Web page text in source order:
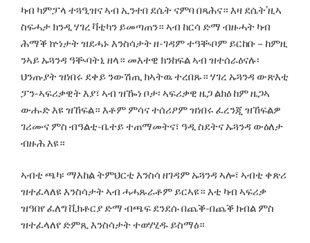
ካብ ካምፓላ ተጓዒዝና ኣብ ኢንተበ ደሴት ናምባ በጻሕና። እዛ ደሴት’ዚኣ
ስፍሓታ ክንዲ ሃገረ ቫቲካን ይመጣጠን። ኣብ ከርሳ ድማ ብዙሓት ካብ
ሕማቕ ኵነታት ዝደሓኑ እንስሳታት ዘ-ገዳም ተዓቚቦም ይርከቡ – ከምዚ
ንኣይ ኡጓንዳ ዓቚባትኒ ዘላ። መእተዊ ክንከፍል ኣብ ዝተሰራዕናሉ፡
ህንጡያት ዝነበሩ ደቀይ ንውሽጢ ክኣትዉ ተረበጹ። ሃገረ ኡጓንዳ ውጽእቲ
ፓን-ኣፍሪቃዊት እያ፣ ኣብ ዝዀነ ቦታ፡ ኣፍሪቃዊ ዜጋ ልክዕ ከም ዜጋኣ
ውሑድ እዩ ዝኸፍል። እቶም ምሳና ተሰሪዖም ዝነበሩ ፈረንጂ ዝኸፍልዎ
ገሪሙና ምስ ብዓልቲ-ቤተይ ተጠማመትና፣ ዓዲ ስደትና ኡጓንዳ ውዕለታ
ብዙሕ እዩ።
ኣብቲ ጫካ፡ ማእከል ትምህርቲ እንስሳ ዘገዳም ኡጓንዳ ኣሎ፣ ኣብቲ ቀጽሪ
ዝተፈላለዩ እንስሳታት ኣብ ሓሓጹራቶም ይርኣዩ። እቲ ካብ ኣፍሪቃ
ዝዓበየ ፈለግ ቪክቶርያ ድማ ብጫፍ ደንደሱ በጨቕ-በጨቕ ክብል ምስ
ዝተፈላለየ ድምጺ እንስሳታት ተወሃሂዱ ይስማዕ።